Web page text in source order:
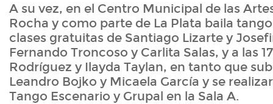
A su vez, en el Centro Municipal de las
Rocha y como parte de La Plata baila
clases gratuitas de Santiago Lizarte y
Fernando Troncoso y Carlita Salas, y a las
Rodríguez y Ilayda Taylan, en tanto que
Leandro Bojko y Micaela García y se
Tango Escenario y Grupal en la Sala A.